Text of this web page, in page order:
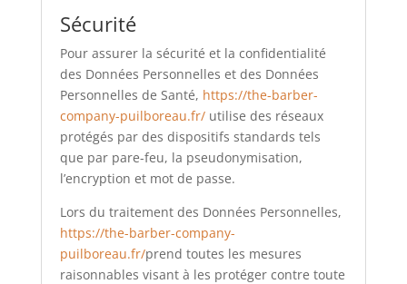
Sécurité
Pour assurer la sécurité et la confidentialité
des Données Personnelles et des Données
Personnelles de Santé, https://the-barber-
company-puilboreau.fr/utilise des réseaux
protégés par des dispositifs standards tels
que par pare-feu, la pseudonymisation,
l’encryption et mot de passe.
Lors du traitement des Données Personnelles,
https://the-barber-company-
puilboreau.fr/prend toutes les mesures
raisonnables visant à les protéger contre toute